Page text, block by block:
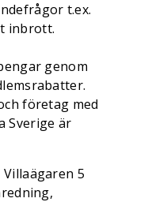
t.ex.
inbrott.
genom
företag med
Sverige är
5